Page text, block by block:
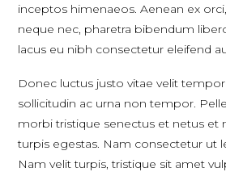
inceptos himenaeos. Aenean ex
neque nec, pharetra bibendum
lacus eu nibh consectetur eleifend
Donec luctus justo vitae velit
sollicitudin ac urna non tempor.
morbi tristique senectus et netus et
turpis egestas. Nam consectetur ut
Nam velit turpis, tristique sit amet